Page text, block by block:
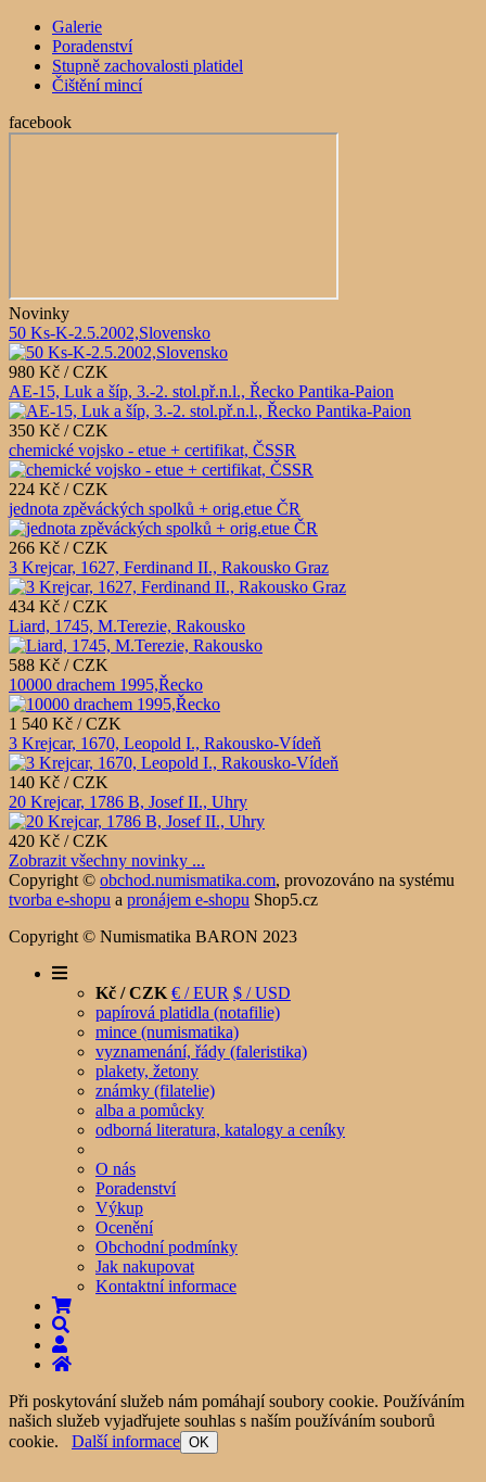
Galerie
Poradenství
Stupně zachovalosti platidel
Čištění mincí
facebook
Novinky
50 Ks-K-2.5.2002,Slovensko
980 Kč / CZK
AE-15, Luk a šíp, 3.-2. stol.př.n.l., Řecko Pantika-Paion
350 Kč / CZK
chemické vojsko - etue + certifikat, ČSSR
224 Kč / CZK
jednota zpěváckých spolků + orig.etue ČR
266 Kč / CZK
3 Krejcar, 1627, Ferdinand II., Rakousko Graz
434 Kč / CZK
Liard, 1745, M.Terezie, Rakousko
588 Kč / CZK
10000 drachem 1995,Řecko
1 540 Kč / CZK
3 Krejcar, 1670, Leopold I., Rakousko-Vídeň
140 Kč / CZK
20 Krejcar, 1786 B, Josef II., Uhry
420 Kč / CZK
Zobrazit všechny novinky ...
Copyright © obchod.numismatika.com, provozováno na systému
tvorba e-shopu a pronájem e-shopu Shop5.cz
Copyright © Numismatika BARON 2023
Kč / CZK € / EUR $ / USD
papírová platidla (notafilie)
mince (numismatika)
vyznamenání, řády (faleristika)
plakety, žetony
známky (filatelie)
alba a pomůcky
odborná literatura, katalogy a ceníky
O nás
Poradenství
Výkup
Ocenění
Obchodní podmínky
Jak nakupovat
Kontaktní informace
Při poskytování služeb nám pomáhají soubory cookie. Používáním
našich služeb vyjadřujete souhlas s naším používáním souborů
cookie. Další informace